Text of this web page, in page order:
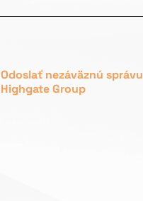
Odoslať nezáväznú správu
Highgate Group